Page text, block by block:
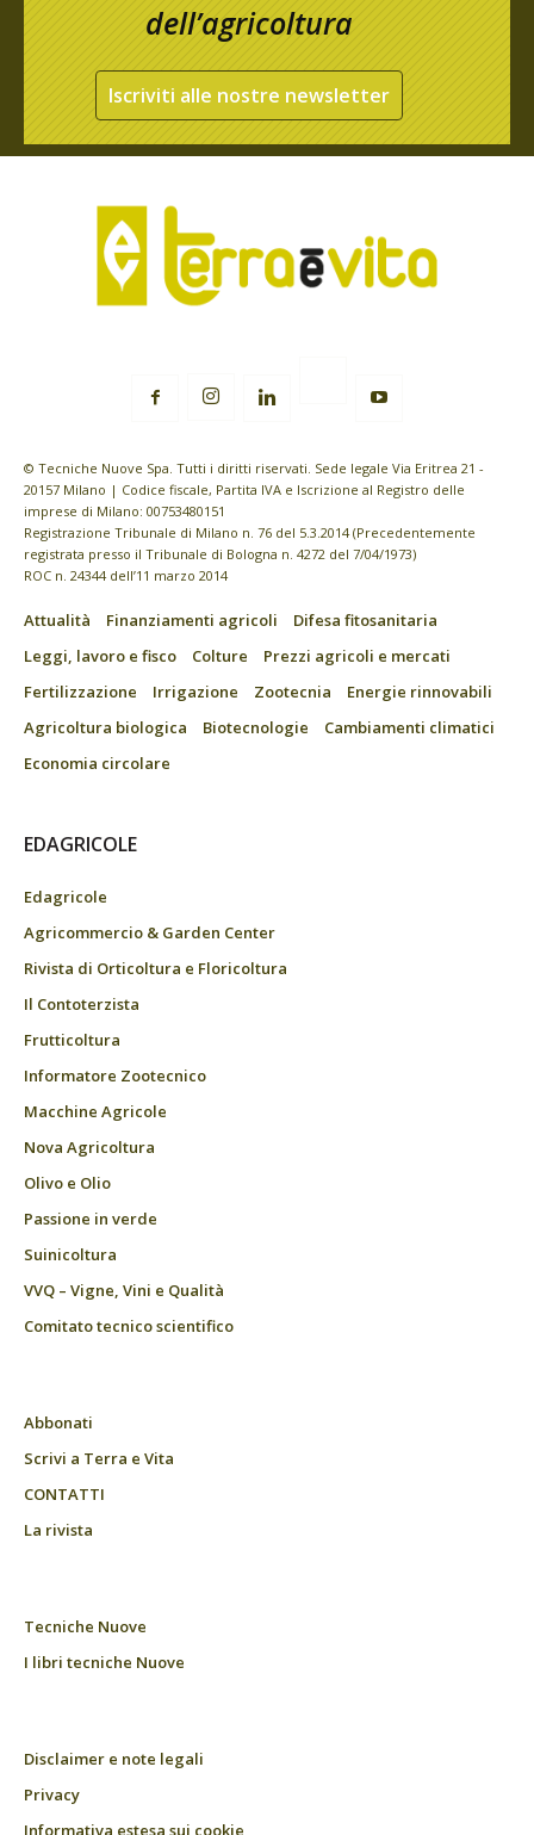
dell’agricoltura
Iscriviti alle nostre newsletter
© Tecniche Nuove Spa. Tutti i diritti riservati. Sede legale Via Eritrea 21 -
20157 Milano | Codice fiscale, Partita IVA e Iscrizione al Registro delle
imprese di Milano: 00753480151
Registrazione Tribunale di Milano n. 76 del 5.3.2014 (Precedentemente
registrata presso il Tribunale di Bologna n. 4272 del 7/04/1973)
ROC n. 24344 dell’11 marzo 2014
Attualità Finanziamenti agricoli
Difesa fitosanitaria
Leggi, lavoro e fisco
Colture
Prezzi agricoli e mercati
Fertilizzazione
Irrigazione Zootecnia
Energie rinnovabili
Agricoltura biologica
Biotecnologie
Cambiamenti climatici
Economia circolare
EDAGRICOLE
Edagricole
Agricommercio & Garden Center
Rivista di Orticoltura e Floricoltura
Il Contoterzista
Frutticoltura
Informatore Zootecnico
Macchine Agricole
Nova Agricoltura
Olivo e Olio
Passione in verde
Suinicoltura
VVQ – Vigne, Vini e Qualità
Comitato tecnico scientifico
Abbonati
Scrivi a Terra e Vita
CONTATTI
La rivista
Tecniche Nuove
I libri tecniche Nuove
Disclaimer e note legali
Privacy
Informativa estesa sui cookie